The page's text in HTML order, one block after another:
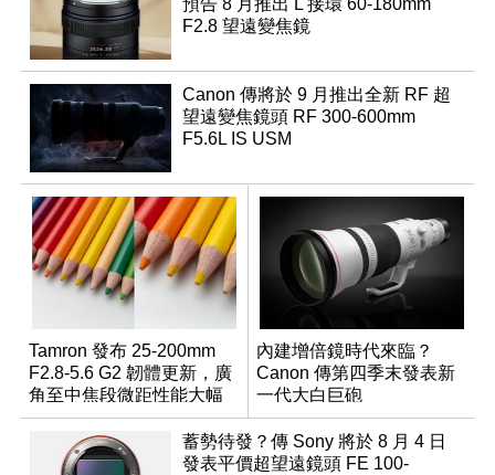
預告 8 月推出 L 接環 60-180mm
F2.8 望遠變焦鏡
Canon 傳將於 9 月推出全新 RF 超
望遠變焦鏡頭 RF 300-600mm
F5.6L IS USM
Tamron 發布 25-200mm
F2.8-5.6 G2 韌體更新，廣
角至中焦段微距性能大幅
升級
內建增倍鏡時代來臨？
Canon 傳第四季末發表新
一代大白巨砲
蓄勢待發？傳 Sony 將於 8 月 4 日
發表平價超望遠鏡頭 FE 100-